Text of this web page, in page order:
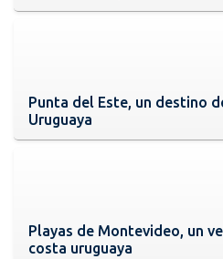
Punta del Este, un destino
Uruguaya
Playas de Montevideo, un
costa uruguaya